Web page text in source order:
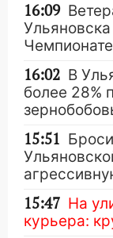
16:09
16:02 В
более 28%
15:51
15:47 На
курьера: